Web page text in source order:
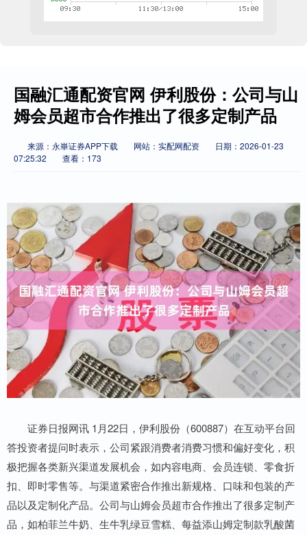
国融汇通配资官网 伊利股份：公司与山
姆会员超市合作推出了很多定制产品
来源：永崋证券APP下载 网站：实配网配资
日期：2026-01-23
07:25:32
查看：173
证券日报网讯 1月22日，伊利股份（600887）在互动平台回
答投资者提问时表示，公司紧跟消费者消费习惯和偏好变化，积
极把握各类新兴渠道发展机会，如内容电商、会员连锁、零食折
扣、即时零售等。与渠道紧密合作推出新规格、口味和包装的产
品以及定制化产品。公司与山姆会员超市合作推出了很多定制产
品，如柏菲兰牛奶、生牛乳绿豆雪糕、每益添山姆定制款乳酸菌